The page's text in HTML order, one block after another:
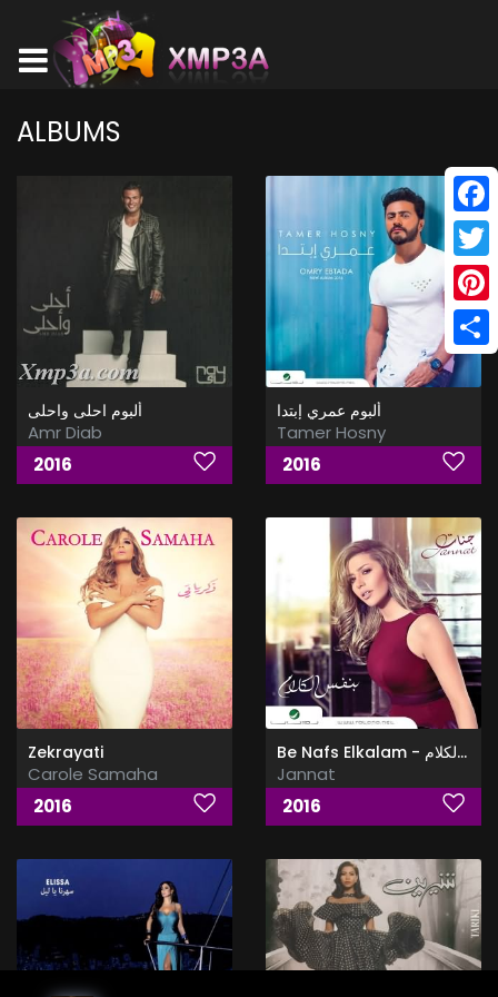
ALBUMS
ألبوم احلى واحلى
Amr Diab
2016
ألبوم عمري إبتدا
Tamer Hosny
2016
Zekrayati
Carole Samaha
2016
Be Nafs Elkalam - بنفس الكلام
Jannat
2016